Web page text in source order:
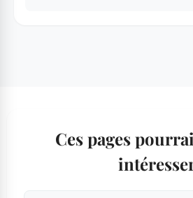
Ces pages